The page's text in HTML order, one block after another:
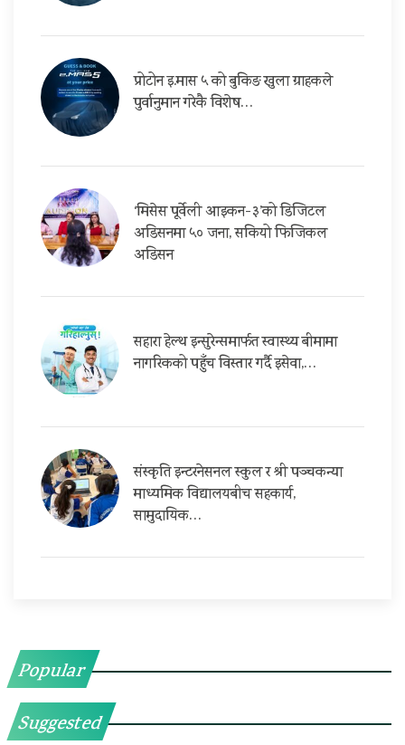
प्रोटोन इ.मास ५ को बुकिङ खुला ग्राहकले
पुर्वानुमान गरेकै विशेष…
‘मिसेस पूर्वेली आइकन-३’को डिजिटल
अडिसनमा ५० जना, सकियो फिजिकल
अडिसन
सहारा हेल्थ इन्सुरेन्समार्फत स्वास्थ्य बीमामा
नागरिकको पहुँच विस्तार गर्दै इसेवा,…
संस्कृति इन्टरनेसनल स्कुल र श्री पञ्चकन्या
माध्यमिक विद्यालयबीच सहकार्य,
सामुदायिक…
Popular
Suggested